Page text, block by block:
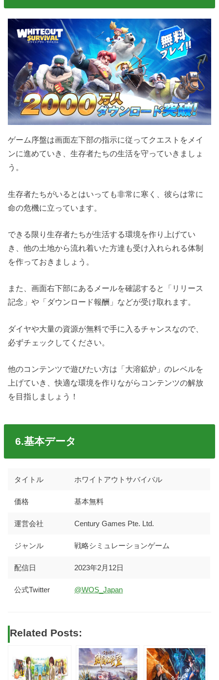
ゲーム序盤は画面左下部の指示に従ってクエストをメイ
ンに進めていき、生存者たちの生活を守っていきましょ
う。
生存者たちがいるとはいっても非常に寒く、彼らは常に
命の危機に立っています。
できる限り生存者たちが生活する環境を作り上げてい
き、他の土地から流れ着いた方達も受け入れられる体制
を作っておきましょう。
また、画面右下部にあるメールを確認すると「リリース
記念」や「ダウンロード報酬」などが受け取れます。
ダイヤや大量の資源が無料で手に入るチャンスなので、
必ずチェックしてください。
他のコンテンツで遊びたい方は「大溶鉱炉」のレベルを
上げていき、快適な環境を作りながらコンテンツの解放
を目指しましょう！
6.基本データ
タイトル ホワイトアウトサバイバル
価格 基本無料
運営会社 Century Games Pte. Ltd.
ジャンル 戦略シミュレーションゲーム
配信日 2023年2月12日
公式Twitter ‪@WOS_Japan‬
Related Posts: